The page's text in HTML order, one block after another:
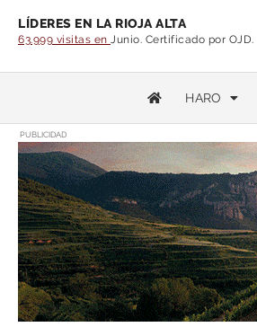
LÍDERES EN LA RIOJA ALTA
63.999 visitas en Junio. Certificado por OJD.
HARO
PUBLICIDAD